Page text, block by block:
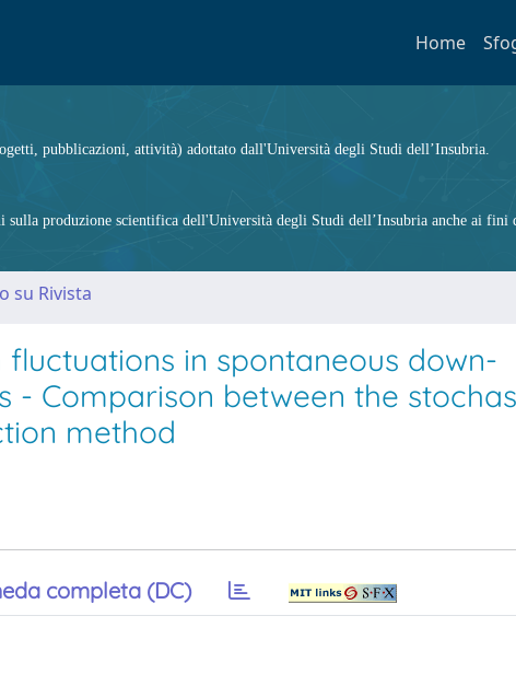
Home
pubblicazioni, attività) adottato dall'Università degli Studi dell’Insubria.
sulla produzione scientifica dell'Università degli Studi dell’Insubria anche ai fini
su Rivista
in spontaneous down-
- Comparison between the
method
completa (DC)